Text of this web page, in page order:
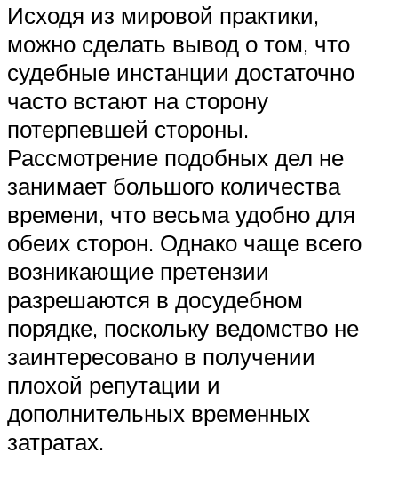
Исходя из мировой практики,
можно сделать вывод о том, что
судебные инстанции достаточно
часто встают на сторону
потерпевшей стороны.
Рассмотрение подобных дел не
занимает большого количества
времени, что весьма удобно для
обеих сторон. Однако чаще всего
возникающие претензии
разрешаются в досудебном
порядке, поскольку ведомство не
заинтересовано в получении
плохой репутации и
дополнительных временных
затратах.